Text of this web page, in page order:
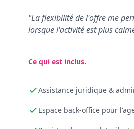
"La flexibilité de l'offre me
lorsque l'activité est plus
Ce qui est inclus.
Assistance juridique &
Espace back-office pour